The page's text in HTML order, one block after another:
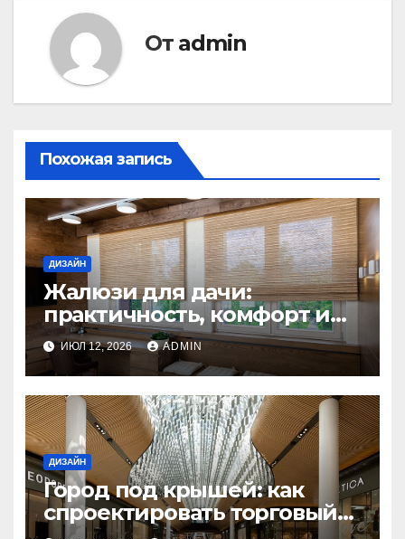
От admin
Похожая запись
ДИЗАЙН
Жалюзи для дачи:
практичность, комфорт и
стиль
ИЮЛ 12, 2026 ADMIN
ДИЗАЙН
Город под крышей: как
спроектировать торговый